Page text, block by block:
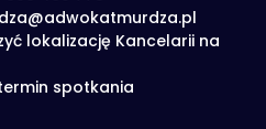
lokalizację Kancelarii na
spotkania